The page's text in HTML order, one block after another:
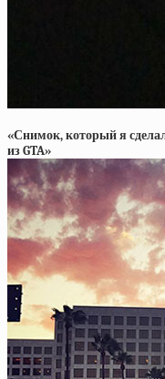
«Снимок, который я
из GTA»